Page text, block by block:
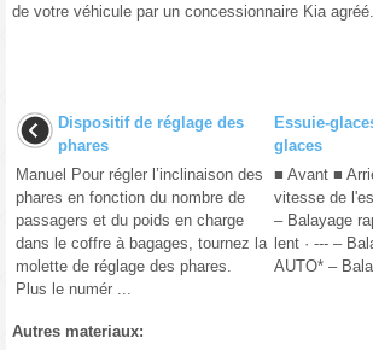
de votre véhicule par un concessionnaire Kia agréé.
Dispositif de réglage des
phares
Manuel Pour régler l’inclinaison des
phares en fonction du nombre de
passagers et du poids en charge
dans le coffre à bagages, tournez la
molette de réglage des phares.
Plus le numér ...
Essuie-
glaces
■ Avant ■
vitesse de
– Balayage
lent · --- –
AUTO* –
Autres materiaux: